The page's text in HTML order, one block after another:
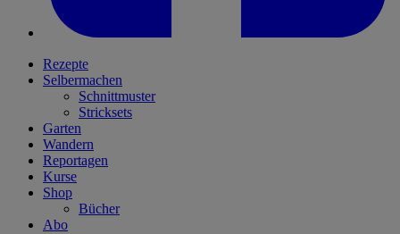
Rezepte
Selbermachen
Schnittmuster
Stricksets
Garten
Wandern
Reportagen
Kurse
Shop
Bücher
Abo